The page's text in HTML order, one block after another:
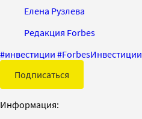
Елена Рузлева
Редакция Forbes
#инвестиции #ForbesИнвестиции
Подписаться
Информация: